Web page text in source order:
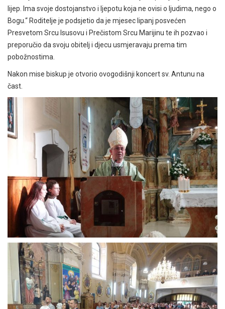
lijep. Ima svoje dostojanstvo i ljepotu koja ne ovisi o ljudima, nego o
Bogu.“ Roditelje je podsjetio da je mjesec lipanj posvećen
Presvetom Srcu Isusovu i Prečistom Srcu Marijinu te ih pozvao i
preporučio da svoju obitelj i djecu usmjeravaju prema tim
pobožnostima.
Nakon mise biskup je otvorio ovogodišnji koncert sv. Antunu na
čast.